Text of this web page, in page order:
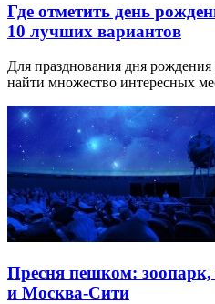
Где отметить день
10 лучших вариантов
Для празднования дня
найти множество интересных
Пресня пешком: зоопарк,
и Москва-Сити